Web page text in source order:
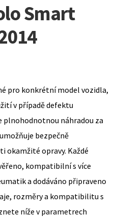
Smart
pro konkrétní model vozidla,
v případě defektu
plnohodnotnou náhradou za
bezpečně
okamžité opravy. Každé
kompatibilní s více
a dodáváno připraveno
rozměry a kompatibilitu s
níže v parametrech